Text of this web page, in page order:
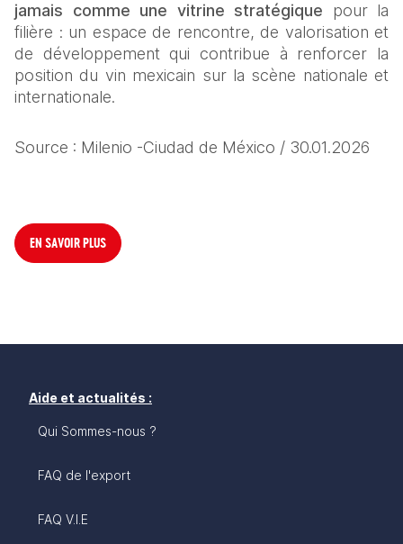
jamais comme une vitrine stratégique pour la
filière : un espace de rencontre, de valorisation et
de développement qui contribue à renforcer la
position du vin mexicain sur la scène nationale et
internationale.
Source : Milenio -Ciudad de México / 30.01.2026
EN SAVOIR PLUS
Aide et actualités :
Qui Sommes-nous ?
FAQ de l'export
FAQ V.I.E